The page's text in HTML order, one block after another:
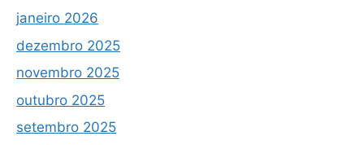
janeiro 2026
dezembro 2025
novembro 2025
outubro 2025
setembro 2025